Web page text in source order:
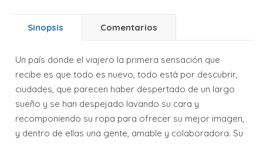
Sinopsis Comentarios
Un país donde el viajero la primera sensación que
recibe es que todo es nuevo, todo está por descubrir,
ciudades, que parecen haber despertado de un largo
sueño y se han despejado lavando su cara y
recomponiendo su ropa para ofrecer su mejor imagen,
y dentro de ellas una gente, amable y colaboradora. Su